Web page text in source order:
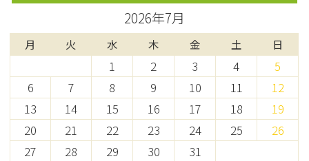
2026年7月
月 火 水 木 金 土 日
1 2 3 4
5
6
7 8 9 10 11
12
13
14 15 16 17 18
19
20
21 22 23 24 25
26
27
28 29 30 31